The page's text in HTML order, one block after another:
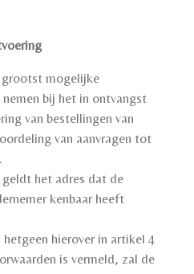
grootst mogelijke
bij het in ontvangst
van bestellingen van
van aanvragen tot
het adres dat de
kenbaar heeft
hierover in artikel 4
is vermeld, zal de